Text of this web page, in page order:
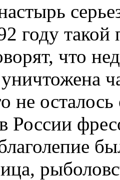
году такой
что
не
России
благолепие